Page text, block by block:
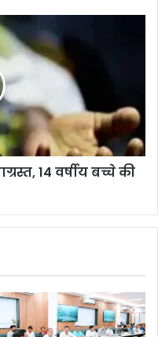
14 वर्षीय बच्चे की